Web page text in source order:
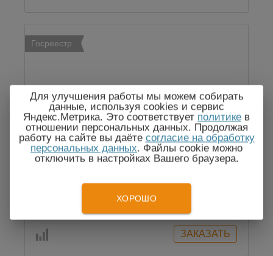
Госреестр
MAVOWATT 30 - анализатор качества
электроэнергии
По запросу
Для улучшения работы мы можем собирать
данные, используя cookies и сервис
Яндекс.Метрика. Это соответствует политике в
отношении персональных данных. Продолжая
работу на сайте вы даёте согласие на обработку
персональных данных. Файлы cookie можно
отключить в настройках Вашего браузера.
ХОРОШО